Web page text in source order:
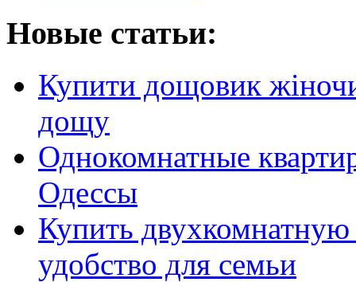
Новые статьи:
Купити дощовик
дощу
Однокомнатные
Одессы
Купить
удобство для семьи